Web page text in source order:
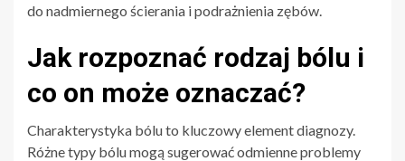
do nadmiernego ścierania i podrażnienia zębów.
Jak rozpoznać rodzaj bólu i
co on może oznaczać?
Charakterystyka bólu to kluczowy element diagnozy.
Różne typy bólu mogą sugerować odmienne problemy